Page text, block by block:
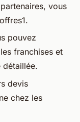
vous
pouvez
franchises et
détaillée.
devis
chez les